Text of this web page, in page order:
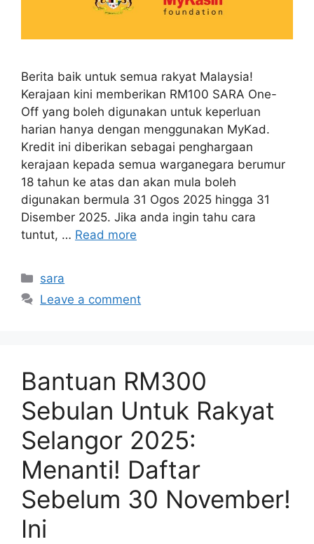
Berita baik untuk semua rakyat Malaysia!
Kerajaan kini memberikan RM100 SARA One-
Off yang boleh digunakan untuk keperluan
harian hanya dengan menggunakan MyKad.
Kredit ini diberikan sebagai penghargaan
kerajaan kepada semua warganegara berumur
18 tahun ke atas dan akan mula boleh
digunakan bermula 31 Ogos 2025 hingga 31
Disember 2025. Jika anda ingin tahu cara
tuntut, … Read more
Categories
sara
Leave a comment
Bantuan RM300
Sebulan Untuk Rakyat
Selangor 2025:
Menanti! Daftar
Sebelum 30 November!
Ini